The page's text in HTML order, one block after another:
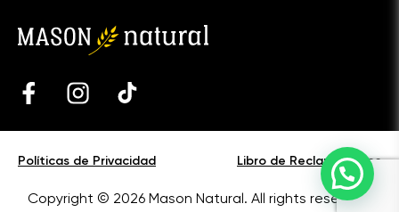
Copyright © 2026 Mason Natural. All rights reserved.
Políticas de Privacidad Libro de Reclamaciones